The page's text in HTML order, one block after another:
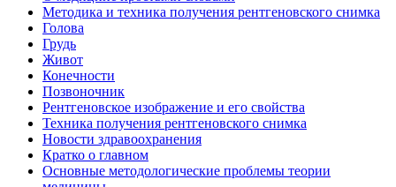
Методика и техника получения рентгеновского снимка
Голова
Грудь
Живот
Конечности
Позвоночник
Рентгеновское изображение и его свойства
Техника получения рентгеновского снимка
Новости здравоохранения
Кратко о главном
Основные методологические проблемы теории